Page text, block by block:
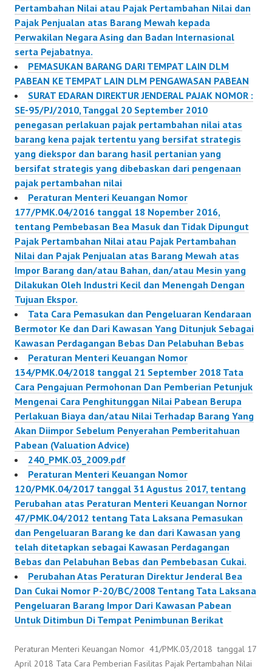
Pertambahan Nilai atau Pajak Pertambahan Nilai dan
Pajak Penjualan atas Barang Mewah kepada
Perwakilan Negara Asing dan Badan Internasional
serta Pejabatnya.
PEMASUKAN BARANG DARI TEMPAT LAIN DLM
PABEAN KE TEMPAT LAIN DLM PENGAWASAN PABEAN
SURAT EDARAN DIREKTUR JENDERAL PAJAK NOMOR :
SE-95/PJ/2010, Tanggal 20 September 2010
penegasan perlakuan pajak pertambahan nilai atas
barang kena pajak tertentu yang bersifat strategis
yang diekspor dan barang hasil pertanian yang
bersifat strategis yang dibebaskan dari pengenaan
pajak pertambahan nilai
Peraturan Menteri Keuangan Nomor
177/PMK.04/2016 tanggal 18 Nopember 2016,
tentang Pembebasan Bea Masuk dan Tidak Dipungut
Pajak Pertambahan Nilai atau Pajak Pertambahan
Nilai dan Pajak Penjualan atas Barang Mewah atas
Impor Barang dan/atau Bahan, dan/atau Mesin yang
Dilakukan Oleh Industri Kecil dan Menengah Dengan
Tujuan Ekspor.
Tata Cara Pemasukan dan Pengeluaran Kendaraan
Bermotor Ke dan Dari Kawasan Yang Ditunjuk Sebagai
Kawasan Perdagangan Bebas Dan Pelabuhan Bebas
Peraturan Menteri Keuangan Nomor
134/PMK.04/2018 tanggal 21 September 2018 Tata
Cara Pengajuan Permohonan Dan Pemberian Petunjuk
Mengenai Cara Penghitunggan Nilai Pabean Berupa
Perlakuan Biaya dan/atau Nilai Terhadap Barang Yang
Akan Diimpor Sebelum Penyerahan Pemberitahuan
Pabean (Valuation Advice)
240_PMK.03_2009.pdf
Peraturan Menteri Keuangan Nomor
120/PMK.04/2017 tanggal 31 Agustus 2017, tentang
Perubahan atas Peraturan Menteri Keuangan Nornor
47/PMK.04/2012 tentang Tata Laksana Pemasukan
dan Pengeluaran Barang ke dan dari Kawasan yang
telah ditetapkan sebagai Kawasan Perdagangan
Bebas dan Pelabuhan Bebas dan Pembebasan Cukai.
Perubahan Atas Peraturan Direktur Jenderal Bea
Dan Cukai Nomor P-20/BC/2008 Tentang Tata Laksana
Pengeluaran Barang Impor Dari Kawasan Pabean
Untuk Ditimbun Di Tempat Penimbunan Berikat
Peraturan Menteri Keuangan Nomor 41/PMK.03/2018 tanggal 17
April 2018 Tata Cara Pemberian Fasilitas Pajak Pertambahan Nilai